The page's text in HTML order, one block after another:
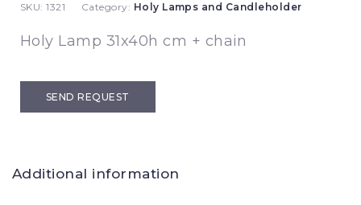
SKU:1321 Category: Holy Lamps and Candleholder
Holy Lamp 31x40h cm + chain
SEND REQUEST
Additional information